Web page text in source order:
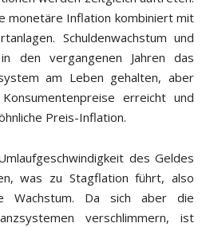
monetäre Inflation kombiniert mit
Schuldenwachstum und
den vergangenen Jahren das
am Leben gehalten, aber
erreicht und
Preis-Inflation.
des Geldes
was zu Stagflation führt, also
Wachstum. Da sich aber die
verschlimmern, ist